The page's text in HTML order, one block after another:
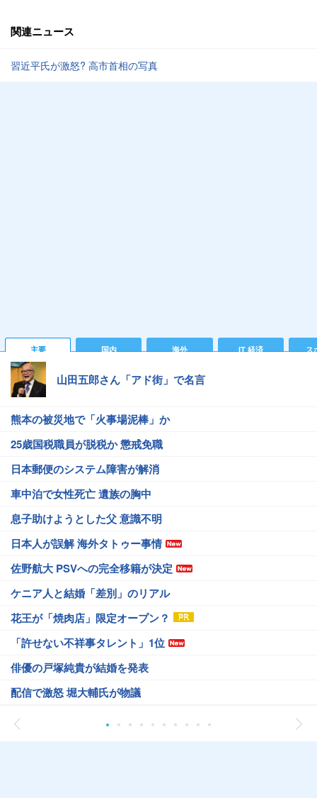
関連ニュース
習近平氏が激怒? 高市首相の写真
主要 国内 海外 IT 経済 ス
山田五郎さん「アド街」で名言
熊本の被災地で「火事場泥棒」か
25歳国税職員が脱税か 懲戒免職
日本郵便のシステム障害が解消
車中泊で女性死亡 遺族の胸中
息子助けようとした父 意識不明
日本人が誤解 海外タトゥー事情
佐野航大 PSVへの完全移籍が決定
ケニア人と結婚「差別」のリアル
花王が「焼肉店」限定オープン？
「許せない不祥事タレント」1位
俳優の戸塚純貴が結婚を発表
配信で激怒 堀大輔氏が物議